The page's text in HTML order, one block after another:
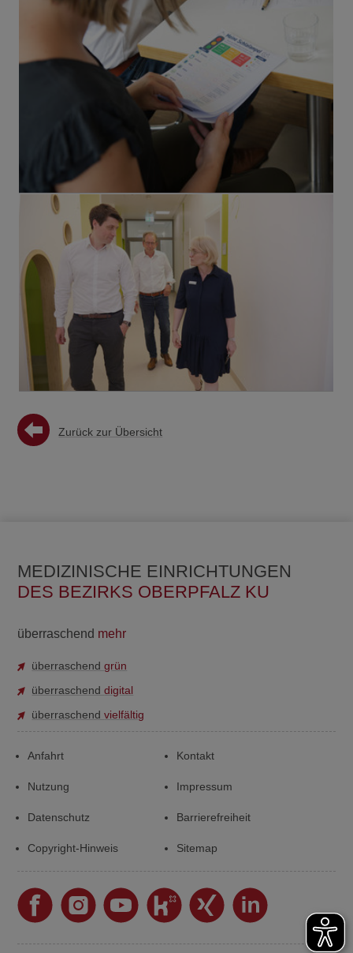
Zurück zur Übersicht
MEDIZINISCHE EINRICHTUNGEN
DES BEZIRKS OBERPFALZ KU
überraschend mehr
überraschendgrün
überraschenddigital
überraschendvielfältig
Anfahrt Kontakt
Nutzung Impressum
Datenschutz Barrierefreiheit
Copyright-Hinweis Sitemap